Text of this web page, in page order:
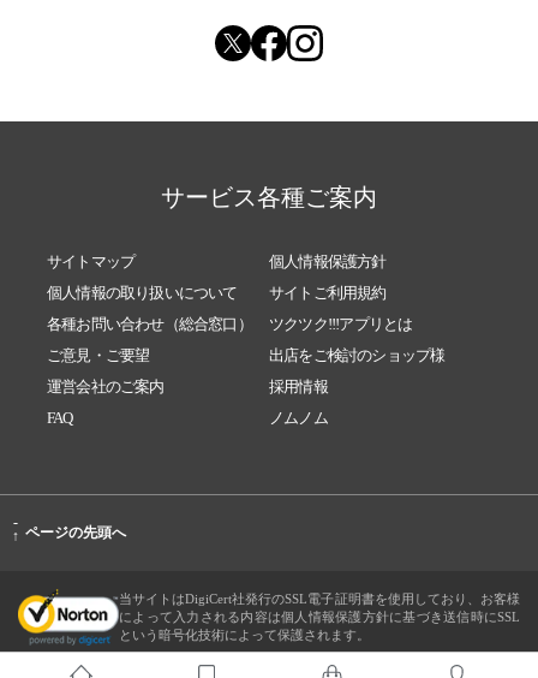
サービス各種ご案内
サイトマップ
個人情報保護方針
個人情報の取り扱いについて
サイトご利用規約
各種お問い合わせ（総合窓口）
ツクツク!!!アプリとは
ご意見・ご要望
出店をご検討のショップ様
運営会社のご案内
採用情報
FAQ
ノムノム
-
↑ ページの先頭へ
当サイトはDigiCert社発行のSSL電子証明書を使用しており、お客様
によって入力される内容は個人情報保護方針に基づき送信時にSSL
という暗号化技術によって保護されます。